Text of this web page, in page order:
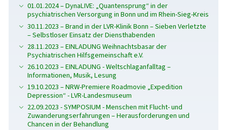
01.01.2024 – DynaLIVE: „Quantensprung“ in der
psychiatrischen Versorgung in Bonn und im Rhein-Sieg-Kreis
30.11.2023 – Brand in der LVR-Klinik Bonn – Sieben Verletzte
– Selbstloser Einsatz der Diensthabenden
28.11.2023 – EINLADUNG Weihnachtsbasar der
Psychiatrischen Hilfsgemeinschaft e.V.
26.10.2023 – EINLADUNG - Weltschlaganfalltag –
Informationen, Musik, Lesung
19.10.2023 – NRW-Premiere Roadmovie „Expedition
Depression“ - LVR-Landesmuseum
22.09.2023 - SYMPOSIUM - Menschen mit Flucht- und
Zuwanderungserfahrungen – Herausforderungen und
Chancen in der Behandlung